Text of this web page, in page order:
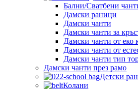
Бални/Сватбени
Дамски раници
Дамски чанти
Дамски чанти за
Дамски чанти от еко
Дамски чанти от
Дамски чанти тип
Дамски чанти през рамо
Детски
Колани